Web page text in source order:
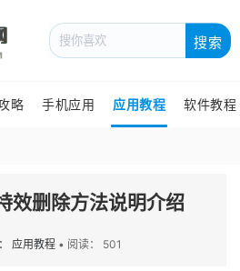
搜索
略 手机应用 应用教程 软件教程
效删除方法说明介绍
应用教程 • 阅读： 501